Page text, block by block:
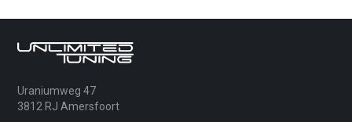
optimaliseren voor sneller schakelen, hogere
FAQ – BMW 320d E90 Facelift
Uraniumweg 47
3812 RJ Amersfoort